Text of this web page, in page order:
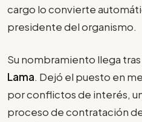
cargo lo convierte
presidente del organismo.
Su nombramiento llega
Lama. Dejó el puesto en
por conflictos de interés,
proceso de contratación